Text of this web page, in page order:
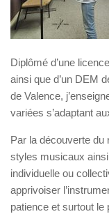
Diplômé d’une
ainsi que d’un DEM
de Valence,
variées s’adaptant
Par la découverte du
styles musicaux
individuelle ou
apprivoiser
patience et surtout le